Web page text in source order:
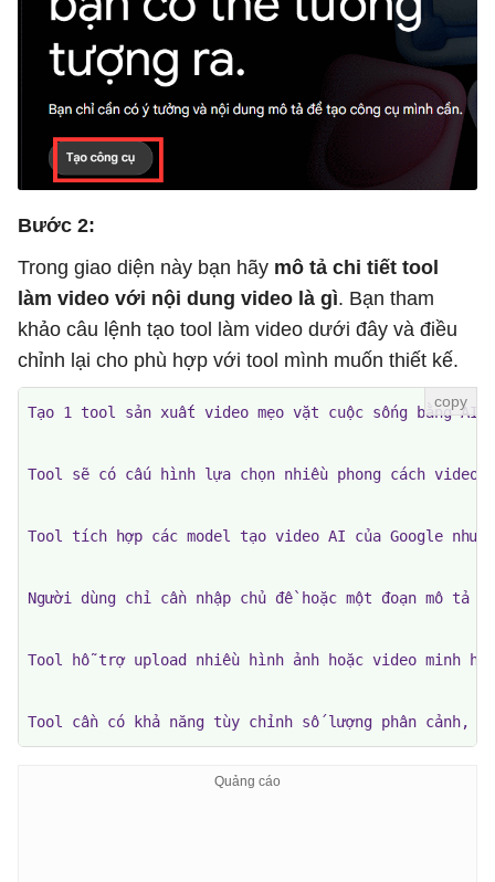
Bước 2:
Trong giao diện này bạn hãy mô tả chi tiết tool
làm video với nội dung video là gì. Bạn tham
khảo câu lệnh tạo tool làm video dưới đây và điều
chỉnh lại cho phù hợp với tool mình muốn thiết kế.
Tạo 1 tool sản xuất video mẹo vặt cuộc sống bằng
Tool sẽ có cấu hình lựa chọn nhiều phong cách
Tool tích hợp các model tạo video AI của Google như
Người dùng chỉ cần nhập chủ đề hoặc một đoạn mô
Tool hỗ trợ upload nhiều hình ảnh hoặc video minh
Tool cần có khả năng tùy chỉnh số lượng phân cảnh,